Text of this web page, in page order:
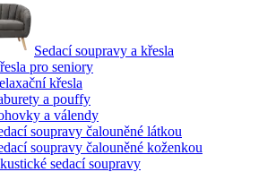
Sedací soupravy a křesla
pro seniory
křesla
a pouffy
a válendy
soupravy čalouněné látkou
soupravy čalouněné koženkou
sedací soupravy